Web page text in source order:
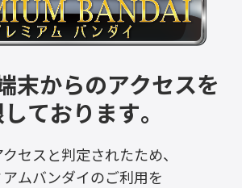
末からのアクセスを
ております。
セスと判定されたため、
ムバンダイのご利用を